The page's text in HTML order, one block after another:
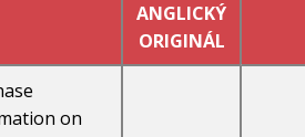
ANGLICKÝ
ORIGINÁL
on